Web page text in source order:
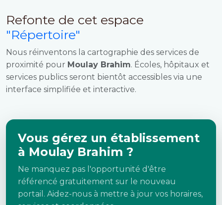
Refonte de cet espace
"Répertoire"
Nous réinventons la cartographie des services de
proximité pour Moulay Brahim. Écoles, hôpitaux et
services publics seront bientôt accessibles via une
interface simplifiée et interactive.
Vous gérez un établissement
à Moulay Brahim ?
Ne manquez pas l'opportunité d'être
référencé gratuitement sur le nouveau
portail. Aidez-nous à mettre à jour vos horaires,